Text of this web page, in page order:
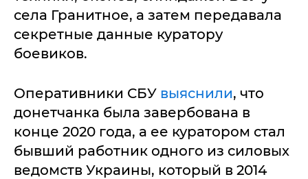
села Гранитное, а затем передавала
секретные данные куратору
боевиков.
Оперативники СБУ выяснили, что
донетчанка была завербована в
конце 2020 года, а ее куратором стал
бывший работник одного из силовых
ведомств Украины, который в 2014